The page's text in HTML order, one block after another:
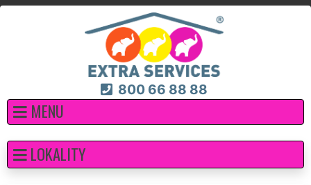
800 66 88 88
MENU
LOKALITY